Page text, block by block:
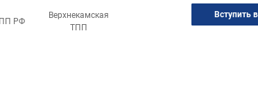
РФ
Верхнекамская
ТПП
Вступить